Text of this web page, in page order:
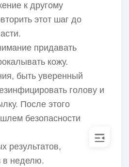
к другому
этот шаг до
придавать
кожу.
быть уверенный
голову и
После этого
безопасности
результатов,
в неделю.